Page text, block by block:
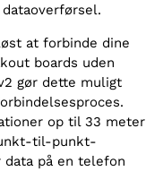
at forbinde dine
boards uden
gør dette muligt
op til 33 meter
til-punkt-
data på en telefon